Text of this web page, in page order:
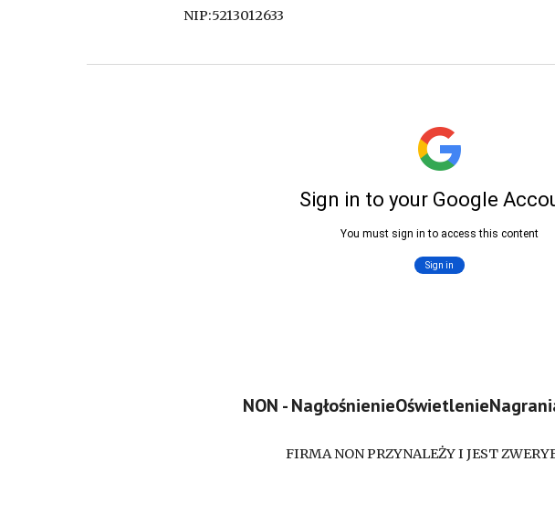
NIP:5213012633
NON -
FIRMA NON PRZYNALEŻY I JEST